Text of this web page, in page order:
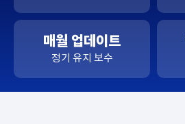
매월 업데이트
정기 유지 보수